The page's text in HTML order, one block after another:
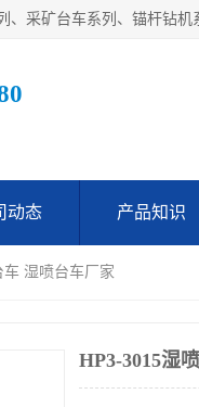
动态 产品知识
车 湿喷台车厂家
HP3-3015湿